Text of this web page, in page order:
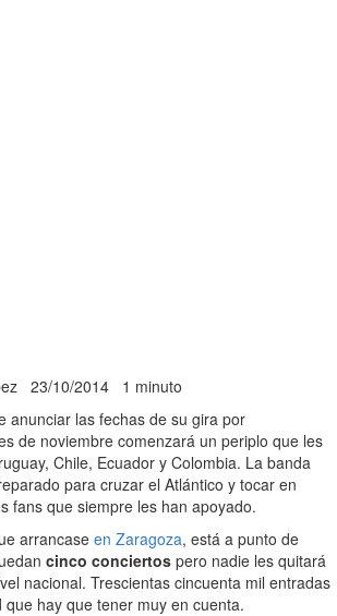
23/10/2014 1 minuto
anunciar las fechas de su gira por
de noviembre comenzará un periplo que les
Chile, Ecuador y Colombia. La banda
para cruzar el Atlántico y tocar en
fans que siempre les han apoyado.
arrancase en Zaragoza, está a punto de
cinco conciertos pero nadie les quitará
nacional. Trescientas cincuenta mil entradas
hay que tener muy en cuenta.